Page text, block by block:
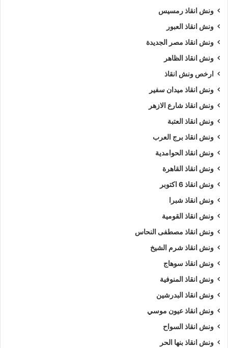
ونش انقاذ رمسيس
ونش انقاذ العبور
ونش انقاذ مصر الجديدة
ونش انقاذ الظاهر
ارخص ونش انقاذ
ونش انقاذ ميدان سفير
ونش انقاذ شارع الازهر
ونش انقاذ العتبة
ونش انقاذ برج العرب
ونش انقاذ الحوامدية
ونش انقاذ القاهرة
ونش انقاذ 6 اكتوبر
ونش انقاذ شبرا
ونش انقاذ القومية
ونش انقاذ مصطفى النحاس
ونش انقاذ شرم الشيخ
ونش انقاذ سوهاج
ونش انقاذ المنوفية
ونش انقاذ البدرشين
ونش انقاذ عيون موسي
ونش انقاذ السواح
ونش انقاذ بنها الحر